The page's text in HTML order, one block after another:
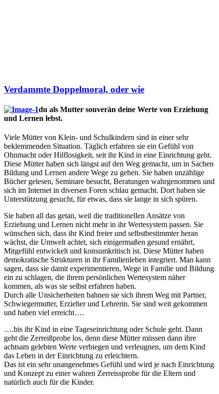
Verdammte Doppelmoral, oder wie
du als Mutter souverän deine Werte von Erziehung
und Lernen lebst.
Viele Mütter von Klein- und Schulkindern sind in einer sehr
beklemmenden Situation. Täglich erfahren sie ein Gefühl von
Ohnmacht oder Hilflosigkeit, seit ihr Kind in eine Einrichtung geht.
Diese Mütter haben sich längst auf den Weg gemacht, um in Sachen
Bildung und Lernen andere Wege zu gehen. Sie haben unzählige
Bücher gelesen, Seminare besucht, Beratungen wahrgenommen und
sich im Internet in diversen Foren schlau gemacht. Dort haben sie
Unterstützung gesucht, für etwas, dass sie lange in sich spüren.
Sie haben all das getan, weil die traditionellen Ansätze von
Erziehung und Lernen nicht mehr in ihr Wertesystem passen. Sie
wünschen sich, dass ihr Kind freier und selbstbestimmter heran
wächst, die Umwelt achtet, sich einigermaßen gesund ernährt,
Mitgefühl entwickelt und konsumkritisch ist. Diese Mütter haben
demokratische Strukturen in ihr Familienleben integriert. Man kann
sagen, dass sie damit experimentieren, Wege in Familie und Bildung
ein zu schlagen, die ihrem persönlichen Wertesystem näher
kommen, als was sie selbst erfahren haben.
Durch alle Unsicherheiten bahnen sie sich ihrem Weg mit Partner,
Schwiegermutter, Erzieher und Lehrerin. Sie sind weit gekommen
und haben viel erreicht….
….bis ihr Kind in eine Tageseinrichtung oder Schule geht. Dann
geht die Zerreißprobe los, denn diese Mütter müssen dann ihre
achtsam gelebten Werte verbiegen und verleugnen, um dem Kind
das Leben in der Einrichtung zu erleichtern.
Das ist ein sehr unangenehmes Gefühl und wird je nach Einrichtung
und Konzept zu einer wahren Zerreissprobe für die Eltern und
natürlich auch für die Kinder.